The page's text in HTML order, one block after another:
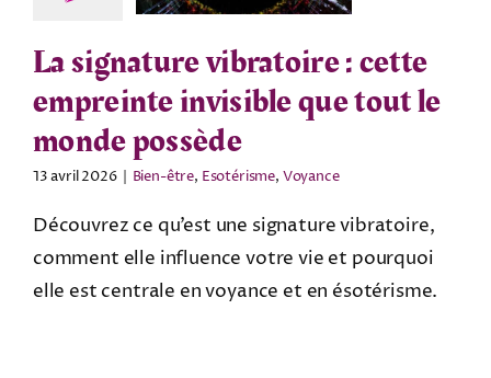
La signature vibratoire : cette
empreinte invisible que tout le
monde possède
13 avril 2026 | Bien-être, Esotérisme, Voyance
Découvrez ce qu’est une signature vibratoire,
comment elle influence votre vie et pourquoi
elle est centrale en voyance et en ésotérisme.